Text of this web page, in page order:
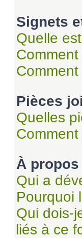
Signets
Quelle
Pièces
Quelles
À
Qui a
Pourquoi
Qui dois-
liés à ce